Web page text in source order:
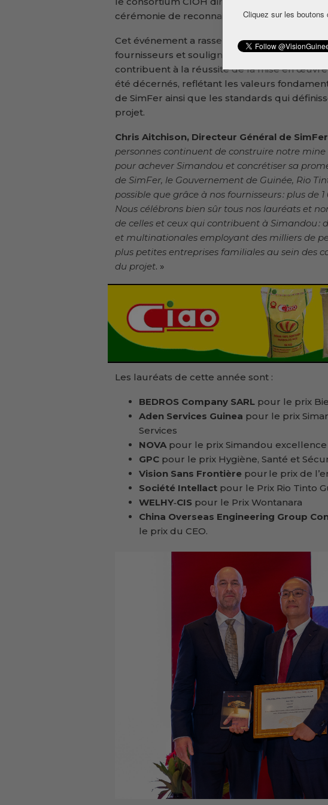
cérémonie de reconnaissance des
Cet événement a rassemblé 300 personnes
fournisseurs et souligner l’importance de
contribuent à la réussite de la mise en
été décernés, reflétant les valeurs
de SimFer ainsi que les standards qui
projet.
Chris Aitchison, Directeur Général de SimFer
personnes continuent de construire notre
pour achever Simandou et concrétiser sa
de SimFer, le Gouvernement de Guinée, Rio
possible que grâce à nos fournisseurs : plus de
Nous célébrons bien sûr tous nos lauréats et
de celles et ceux qui contribuent à Simandou :
et multinationales employant des milliers de
plus petites entreprises familiales au sein des
du projet. »
Les lauréats de cette année sont :
BEDROS Company SARL pour le prix
Aden Services Guinea pour le prix
Services
NOVA pour le prix Simandou
GPC pour le prix Hygiène, Santé et
Vision Sans Frontière pour le prix de
Société Intellact pour le Prix Rio Tinto
WELHY‑CIS pour le Prix Wontanara
China Overseas Engineering Group
le prix du CEO.
Cliquez sur les